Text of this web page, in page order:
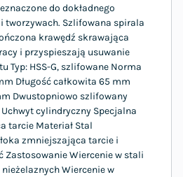
do dokładnego
tworzywach. Szlifowana spirala
krawędź skrawająca
i przyspieszają usuwanie
Typ: HSS-G, szlifowane Norma
Długość całkowita 65 mm
Dwustopniowo szlifowany
Uchwyt cylindryczny Specjalna
tarcie Materiał Stal
zmniejszająca tarcie i
Zastosowanie Wiercenie w stali
Wiercenie w